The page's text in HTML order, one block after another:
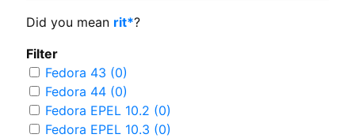
Did you mean rit*?
Filter
Fedora 43 (0)
Fedora 44 (0)
Fedora EPEL 10.2 (0)
Fedora EPEL 10.3 (0)